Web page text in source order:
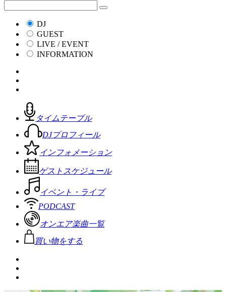
DJ
GUEST
LIVE / EVENT
INFORMATION
タイムテーブル
DJプロフィール
インフォメーション
ゲストスケジュール
イベント・ライブ
PODCAST
オンエア楽曲一覧
買い物をする